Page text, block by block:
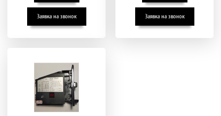
Заявка на звонок Заявка на звонок